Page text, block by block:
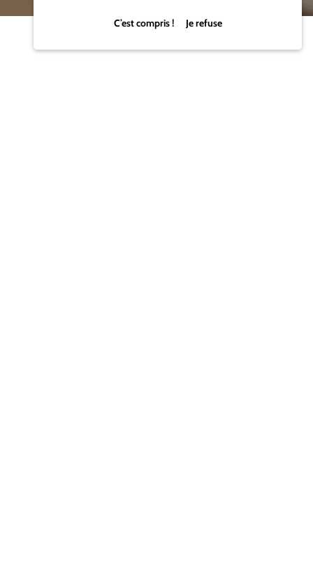
C’est compris ! Je refuse